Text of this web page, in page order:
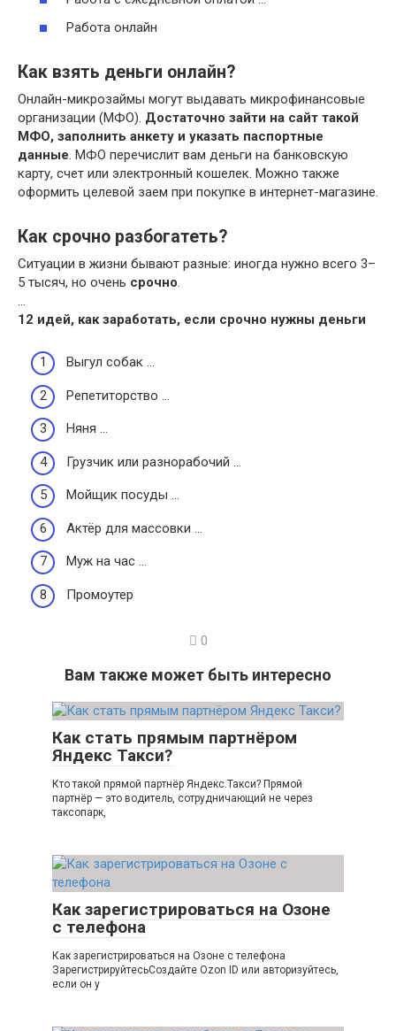
Работа онлайн
Как взять деньги онлайн?
Онлайн-микрозаймы могут выдавать микрофинансовые
организации (МФО). Достаточно зайти на сайт такой
МФО, заполнить анкету и указать паспортные
данные. МФО перечислит вам деньги на банковскую
карту, счет или электронный кошелек. Можно также
оформить целевой заем при покупке в интернет-магазине.
Как срочно разбогатеть?
Ситуации в жизни бывают разные: иногда нужно всего 3–
5 тысяч, но очень срочно.
…
12 идей, какзаработать, если срочно нужны деньги
Выгул собак …
Репетиторство …
Няня …
Грузчик или разнорабочий …
Мойщик посуды …
Актёр для массовки …
Муж на час …
Промоутер
0
Вам также может быть интересно
Как стать прямым партнёром
Яндекс Такси?
Кто такой прямой партнёр Яндекс.Такси? Прямой
партнёр — это водитель, сотрудничающий не через
таксопарк,
Как зарегистрироваться на Озоне
с телефона
Как зарегистрироваться на Озоне с телефона
ЗарегистрируйтесьСоздайте Ozon ID или авторизуйтесь,
если он у